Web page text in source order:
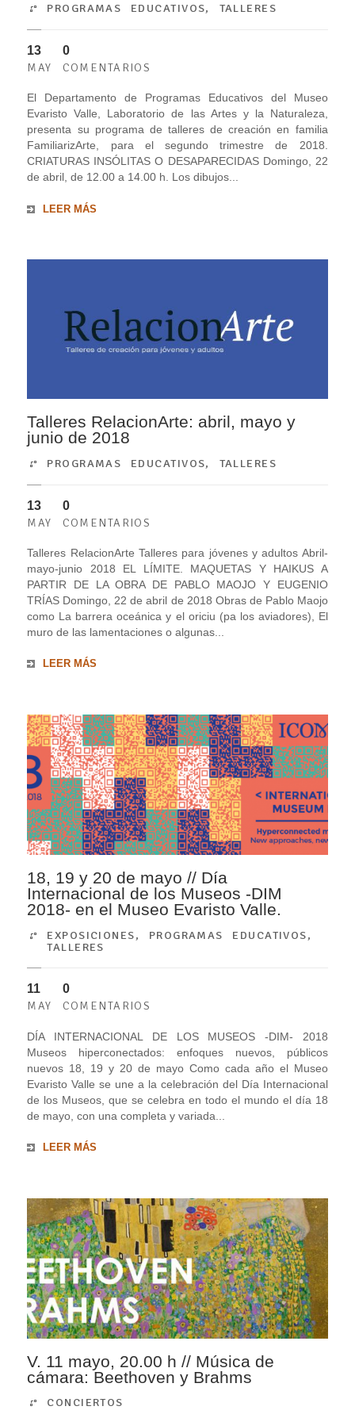
PROGRAMAS EDUCATIVOS, TALLERES
13
MAY
0
COMENTARIOS
El Departamento de Programas Educativos del Museo
Evaristo Valle, Laboratorio de las Artes y la Naturaleza,
presenta su programa de talleres de creación en familia
FamiliarizArte, para el segundo trimestre de 2018.
CRIATURAS INSÓLITAS O DESAPARECIDAS Domingo, 22
de abril, de 12.00 a 14.00 h. Los dibujos...
LEER MÁS
Talleres RelacionArte: abril, mayo y
junio de 2018
PROGRAMAS EDUCATIVOS, TALLERES
13
MAY
0
COMENTARIOS
Talleres RelacionArte Talleres para jóvenes y adultos Abril-
mayo-junio 2018 EL LÍMITE. MAQUETAS Y HAIKUS A
PARTIR DE LA OBRA DE PABLO MAOJO Y EUGENIO
TRÍAS Domingo, 22 de abril de 2018 Obras de Pablo Maojo
como La barrera oceánica y el oriciu (pa los aviadores), El
muro de las lamentaciones o algunas...
LEER MÁS
18, 19 y 20 de mayo // Día
Internacional de los Museos -DIM
2018- en el Museo Evaristo Valle.
EXPOSICIONES, PROGRAMAS EDUCATIVOS,
TALLERES
11
MAY
0
COMENTARIOS
DÍA INTERNACIONAL DE LOS MUSEOS -DIM- 2018
Museos hiperconectados: enfoques nuevos, públicos
nuevos 18, 19 y 20 de mayo Como cada año el Museo
Evaristo Valle se une a la celebración del Día Internacional
de los Museos, que se celebra en todo el mundo el día 18
de mayo, con una completa y variada...
LEER MÁS
V. 11 mayo, 20.00 h // Música de
cámara: Beethoven y Brahms
CONCIERTOS